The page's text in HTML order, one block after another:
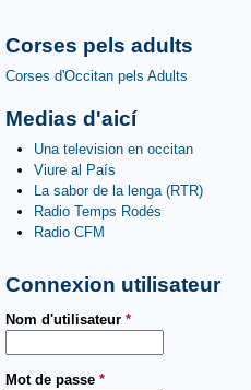
Corses pels adults
Corses d'Occitan pels Adults
Medias d'aicí
Una television en occitan
Viure al País
La sabor de la lenga (RTR)
Radio Temps Rodés
Radio CFM
Connexion utilisateur
Nom d'utilisateur *
Mot de passe *